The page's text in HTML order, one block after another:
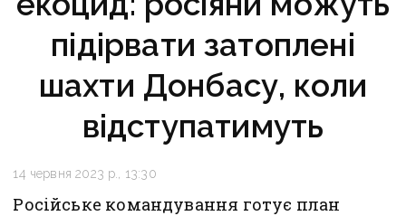
підірвати затоплені
шахти Донбасу, коли
відступатимуть
14 червня 2023 р., 13:30
Російське командування готує план